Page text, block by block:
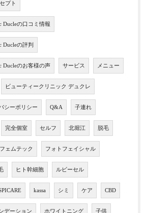
プト
Ducleの口コミ情報
Ducleの評判
Ducleのお客様の声 サービス メニュー
ビューティークリニック デュクレ
シーポリシー Q&A 子連れ
完全個室 セルフ 北堀江 脱毛
フェムテック フォトフェイシャル
ヒト幹細胞 ルビーセル
kassa シミ ケア CBD
デーション ホワイトニング 子供